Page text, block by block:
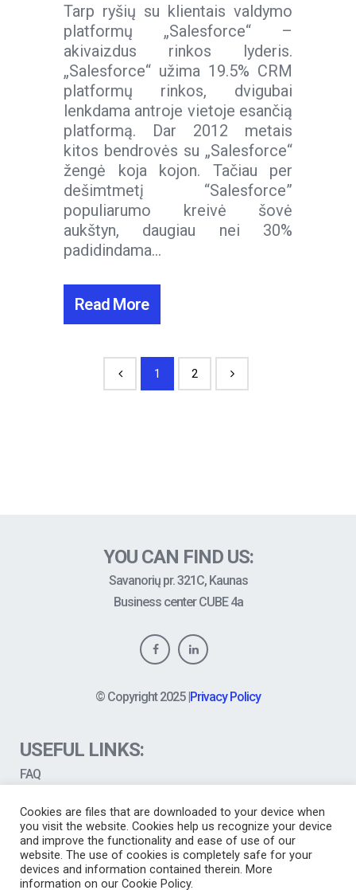
Tarp ryšių su klientais valdymo
platformų „Salesforce“ –
akivaizdus rinkos lyderis.
„Salesforce“ užima 19.5% CRM
platformų rinkos, dvigubai
lenkdama antroje vietoje esančią
platformą. Dar 2012 metais
kitos bendrovės su „Salesforce“
žengė koja kojon. Tačiau per
dešimtmetį “Salesforce”
populiarumo kreivė šovė
aukštyn, daugiau nei 30%
padidindama...
Read More
1 2
YOU CAN FIND US:
Savanorių pr. 321C, Kaunas
Business center CUBE 4a
© Copyright2025|Privacy Policy
USEFUL LINKS:
FAQ
Tutorials
Career
Cookies are files that are downloaded to your device when
you visit the website. Cookies help us recognize your device
and improve the functionality and ease of use of our
website. The use of cookies is completely safe for your
devices and information contained therein. More
information on our Cookie Policy.